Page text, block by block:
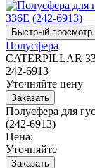
Полусфера
CATERPILLAR
242-6913
Уточняйте цену
Полусфера для
(242-6913)
Цена:
Уточняйте